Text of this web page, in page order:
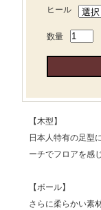
ヒール
数量
【木型】
日本人特有の足型
ーチでフロアを感
【ボール】
さらに柔らかい素